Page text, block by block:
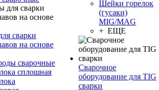
сварки
на основе
сварочные
сплошная
Шейки горелок
(гусаки)
MIG/MAG
+ ЕЩЕ
Сварочное
оборудование для TIG
сварки